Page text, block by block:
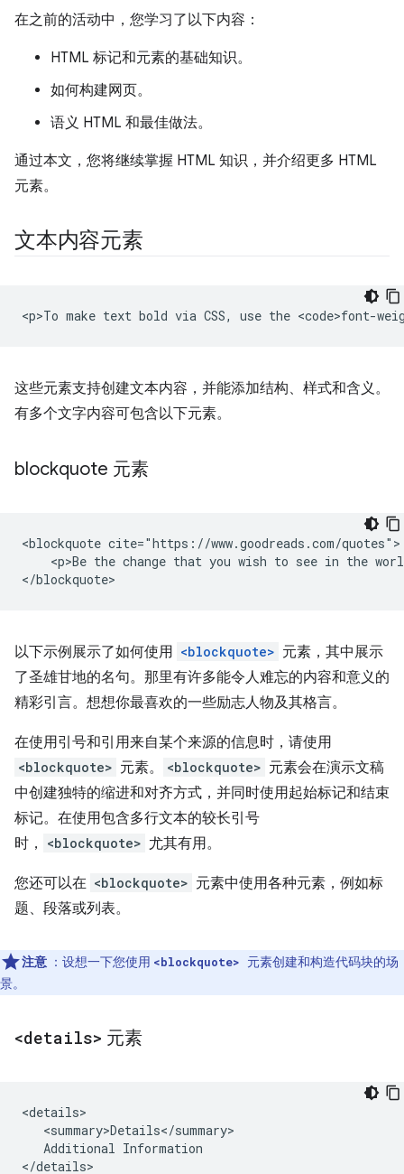
在之前的活动中，您学习了以下内容：
HTML 标记和元素的基础知识。
如何构建网页。
语义 HTML 和最佳做法。
通过本文，您将继续掌握 HTML 知识，并介绍更多 HTML
元素。
文本内容元素
这些元素支持创建文本内容，并能添加结构、样式和含义。
有多个文字内容可包含以下元素。
blockquote 元素
<blockquote cite="https://www.goodreads.com/quotes">
<p>Be the change that you wish to see in the
以下示例展示了如何使用 <blockquote> 元素，其中展示
了圣雄甘地的名句。那里有许多能令人难忘的内容和意义的
精彩引言。想想你最喜欢的一些励志人物及其格言。
在使用引号和引用来自某个来源的信息时，请使用
<blockquote> 元素。 <blockquote> 元素会在演示文稿
中创建独特的缩进和对齐方式，并同时使用起始标记和结束
标记。在使用包含多行文本的较长引号
时，
<blockquote> 尤其有用。
您还可以在 <blockquote> 元素中使用各种元素，例如标
题、段落或列表。
注意 ：设想一下您使用 <blockquote> 元素创建和构造代码块的场
景。
<details> 元素
<details>
   <summary>Details</summary>
   Additional Information